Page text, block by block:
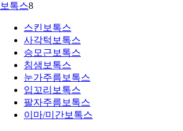
보톡스8
스킨보톡스
사각턱보톡스
승모근보톡스
침샘보톡스
눈가주름보톡스
입꼬리보톡스
팔자주름보톡스
이마/미간보톡스